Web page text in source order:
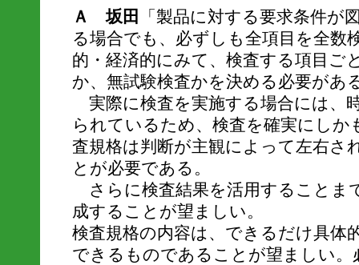
Ａ 坂田
「製品に対する要求条件が
る場合でも、必ずしも全項目を全数
的・経済的にみて、検査する項目ご
か、無試験検査かを決める必要があ
実際に検査を実施する場合には、
られているため、検査を確実にしか
査規格は判断が主観によって左右さ
とが必要である。
さらに検査結果を活用することま
成することが望ましい。
検査規格の内容は、できるだけ具体
できるものであることが望ましい